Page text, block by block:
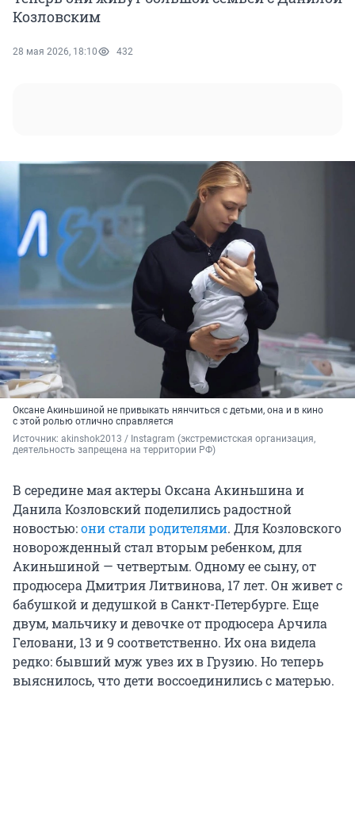
Козловским
28 мая 2026, 18:10 432
Оксане Акиньшиной не привыкать нянчиться с детьми, она и в кино
с этой ролью отлично справляется
Источник: akinshok2013 / Instagram (экстремистская организация,
деятельность запрещена на территории РФ)
В середине мая актеры Оксана Акиньшина и
Данила Козловский поделились радостной
новостью:они стали родителями. Для Козловского
новорожденный стал вторым ребенком, для
Акиньшиной — четвертым. Одному ее сыну, от
продюсера Дмитрия Литвинова, 17 лет. Он живет с
бабушкой и дедушкой в Санкт-Петербурге. Еще
двум, мальчику и девочке от продюсера Арчила
Геловани, 13 и 9 соответственно. Их она видела
редко: бывший муж увез их в Грузию. Но теперь
выяснилось, что дети воссоединились с матерью.